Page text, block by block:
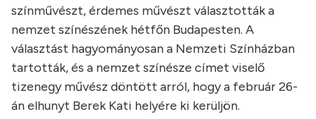
színművészt, érdemes művészt választották a
nemzet színészének hétfőn Budapesten. A
választást hagyományosan a Nemzeti Színházban
tartották, és a nemzet színésze címet viselő
tizenegy művész döntött arról, hogy a február 26-
án elhunyt Berek Kati helyére ki kerüljön.